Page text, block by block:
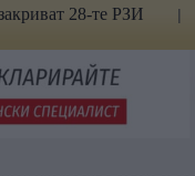
те РЗИ